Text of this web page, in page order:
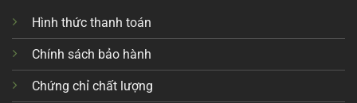
Hình thức thanh toán
Chính sách bảo hành
Chứng chỉ chất lượng